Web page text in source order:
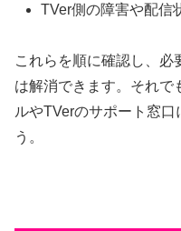
TVer側の障害や配信
これらを順に確認し、必
は解消できます。それで
ルやTVerのサポート窓口
う。